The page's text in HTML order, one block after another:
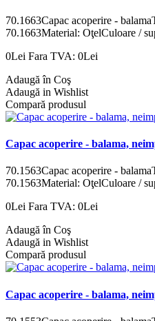
70.1663Capac acoperire -
70.1663Material: OţelCuloare /
0Lei Fara TVA: 0Lei
Adaugă în Coş
Adaugă in Wishlist
Compară produsul
Capac acoperire - balama,
70.1563Capac acoperire -
70.1563Material: OţelCuloare /
0Lei Fara TVA: 0Lei
Adaugă în Coş
Adaugă in Wishlist
Compară produsul
Capac acoperire - balama,